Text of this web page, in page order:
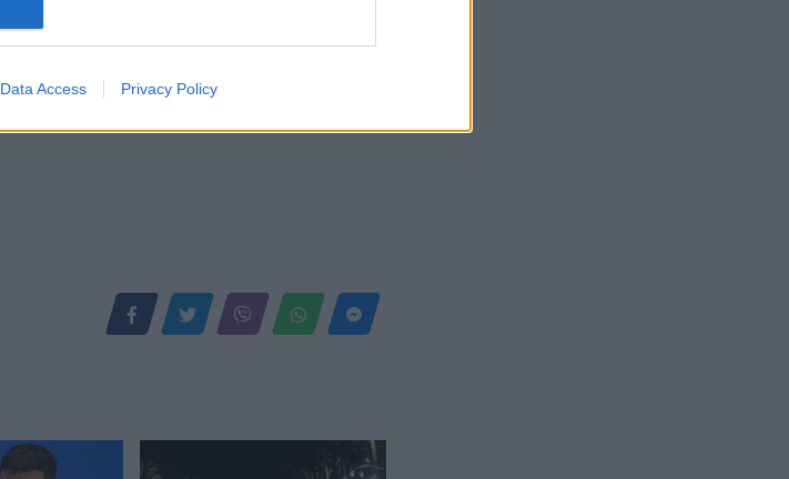
Data Access Privacy Policy